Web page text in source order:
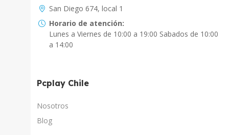
San Diego 674, local 1
Horario de atención:
Lunes a Viernes de 10:00 a 19:00 Sabados de 10:00
a 14:00
Pcplay Chile
Nosotros
Blog
PcPlay Santiago / Web
Hola soy Freddy, en que puedo ayudarte...
PcPlay Santiago / Tienda
PCPlay Osorno